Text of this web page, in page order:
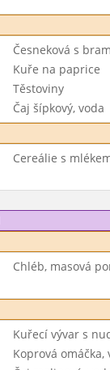
Česneková s
Kuře na paprice
Těstoviny
Čaj šípkový, voda
Cereálie s
Chléb, masová
Kuřecí vývar s
Koprová